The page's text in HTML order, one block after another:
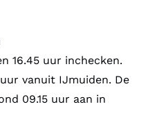
16.45 uur inchecken.
vanuit IJmuiden. De
09.15 uur aan in